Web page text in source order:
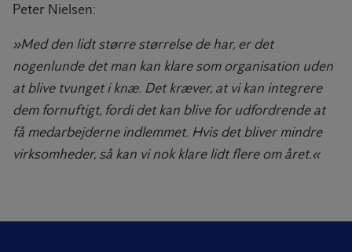
Peter Nielsen:
»Med den lidt større størrelse de har, er det
nogenlunde det man kan klare som organisation uden
at blive tvunget i knæ. Det kræver, at vi kan integrere
dem fornuftigt, fordi det kan blive for udfordrende at
få medarbejderne indlemmet. Hvis det bliver mindre
virksomheder, så kan vi nok klare lidt flere om året.«